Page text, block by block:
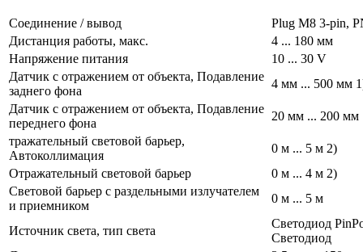
Cоединение / вывод
Plug M8 3-pin,
Дистанция работы, макс.
4 ... 180 мм
Напряжение питания
10 ... 30 V
Датчик с отражением от объекта, Подавление
заднего фона
4 мм ... 500 мм
Датчик с отражением от объекта, Подавление
переднего фона
20 мм ... 200 мм
тражательный световой барьер,
Автоколлимация
0 м ... 5 м 2)
Отражательный световой барьер
0 м ... 4 м 2)
Световой барьер с раздельными излучателем
и приемником
0 м ... 5 м
Источник света, тип света
Светодиод
Светодиод